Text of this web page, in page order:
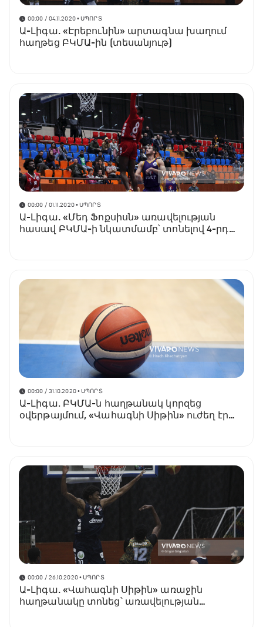
00:00 / 04.11.2020• ՍՊՈՐՏ
Ա-Լիգա. «Էրեբունին» արտագնա խաղում
հաղթեց ԲԿՄԱ-ին (տեսանյութ)
00:00 / 01.11.2020• ՍՊՈՐՏ
Ա-Լիգա. «Մեդ Ֆոքսիսն» առավելության
հասավ ԲԿՄԱ-ի նկատմամբ՝ տոնելով 4-րդ
00:00 / 31.10.2020• ՍՊՈՐՏ
Ա-Լիգա․ ԲԿՄԱ-ն հաղթանակ կորզեց
օվերթայմում, «Վահագնի Սիթին» ուժեղ էր
00:00 / 26.10.2020• ՍՊՈՐՏ
Ա-Լիգա. «Վահագնի Սիթին» առաջին
հաղթանակը տոնեց՝ առավելության